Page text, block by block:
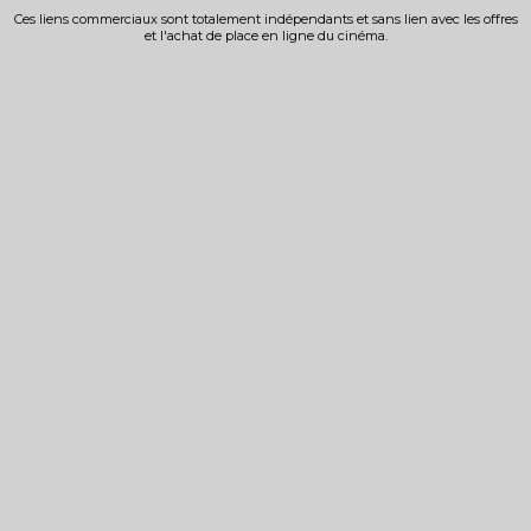
Ces liens commerciaux sont totalement indépendants et sans lien avec les offres
et l'achat de place en ligne du cinéma.